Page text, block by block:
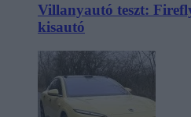
Villanyautó teszt:
kisautó